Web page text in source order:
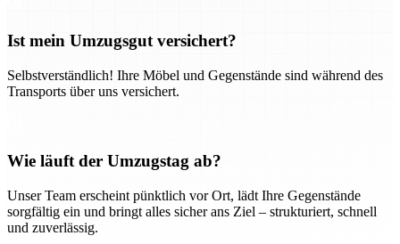
Ist mein Umzugsgut versichert?
Selbstverständlich! Ihre Möbel und Gegenstände sind während des
Transports über uns versichert.
Wie läuft der Umzugstag ab?
Unser Team erscheint pünktlich vor Ort, lädt Ihre Gegenstände
sorgfältig ein und bringt alles sicher ans Ziel – strukturiert, schnell
und zuverlässig.